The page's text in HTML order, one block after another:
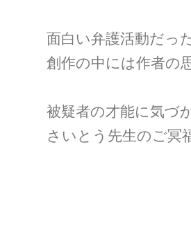
面白い弁護活動だっ
創作の中には作者の
被疑者の才能に気づ
さいとう先生のご冥